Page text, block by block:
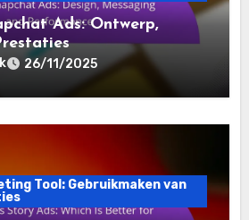
Ads: Ontwerp,
26/11/2025
Tool: Gebruikmaken van